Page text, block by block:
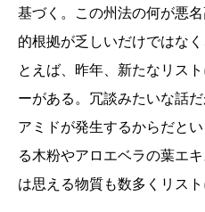
基づく。この州法の何が悪
的根拠が乏しいだけではな
とえば、昨年、新たなリス
ーがある。冗談みたいな話
アミドが発生するからだと
る木粉やアロエベラの葉エ
は思える物質も数多くリスト